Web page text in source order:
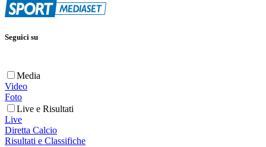
Seguici su
Media
Video
Foto
Live e Risultati
Live
Diretta Calcio
Risultati e Classifiche